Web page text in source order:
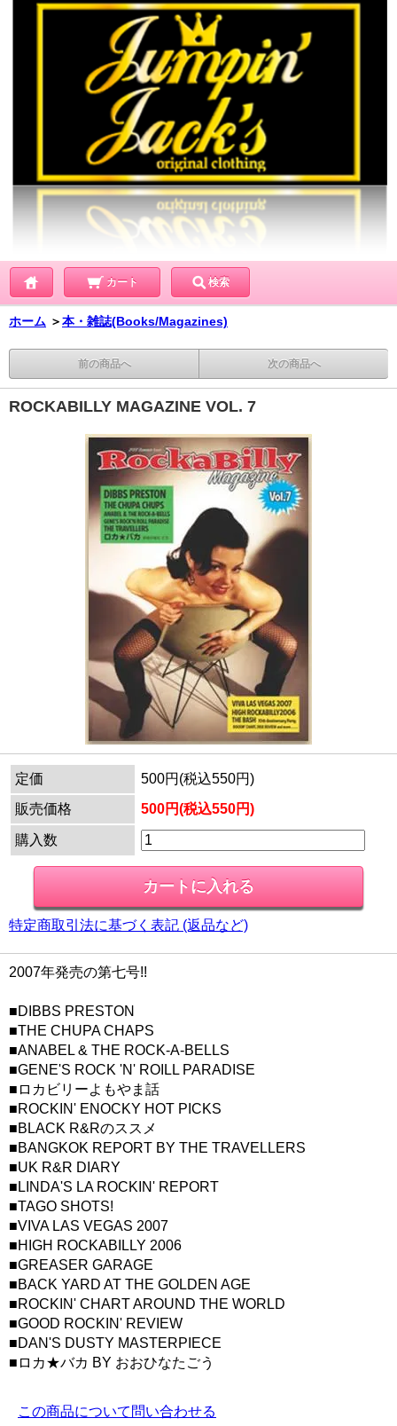
カート 検索
ホーム ＞本・雑誌(Books/Magazines)
前の商品へ 次の商品へ
ROCKABILLY MAGAZINE VOL. 7
定価
500円(税込550円)
販売価格
500円(税込550円)
購入数
特定商取引法に基づく表記 (返品など)
2007年発売の第七号!!
■DIBBS PRESTON
■THE CHUPA CHAPS
■ANABEL & THE ROCK-A-BELLS
■GENE'S ROCK 'N' ROILL PARADISE
■ロカビリーよもやま話
■ROCKIN' ENOCKY HOT PICKS
■BLACK R&Rのススメ
■BANGKOK REPORT BY THE TRAVELLERS
■UK R&R DIARY
■LINDA'S LA ROCKIN' REPORT
■TAGO SHOTS!
■VIVA LAS VEGAS 2007
■HIGH ROCKABILLY 2006
■GREASER GARAGE
■BACK YARD AT THE GOLDEN AGE
■ROCKIN' CHART AROUND THE WORLD
■GOOD ROCKIN' REVIEW
■DAN'S DUSTY MASTERPIECE
■ロカ★バカ BY おおひなたごう
この商品について問い合わせる